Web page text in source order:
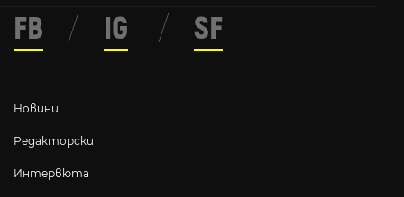
Новини
Редакторски
Интервюта
FB / IG / SF